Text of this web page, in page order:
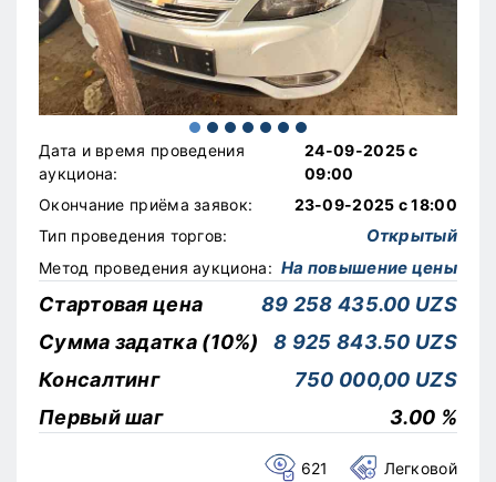
Дата и время проведения
аукциона:
24-09-2025 с
09:00
Окончание приёма заявок:
23-09-2025 с 18:00
Тип проведения торгов:
Открытый
Метод проведения аукциона: На повышение цены
Стартовая цена
89 258 435.00 UZS
Сумма задатка (10%)
8 925 843.50 UZS
Консалтинг
750 000,00 UZS
Первый шаг
3.00 %
621 Легковой